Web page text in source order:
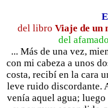
del libro Viaje de un
del
... Más de una vez,
con mi cabeza a unos
costa, recibí en la cara
leve ruido discordante.
venía aquel agua;